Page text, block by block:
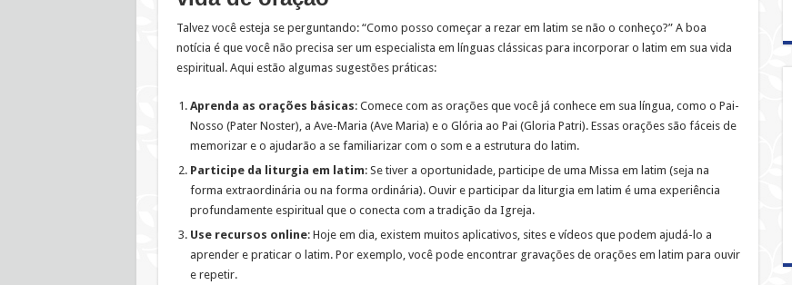
Talvez você esteja se perguntando: “Como posso começar a rezar em latim se não o conheço?” A boa
notícia é que você não precisa ser um especialista em línguas clássicas para incorporar o latim em sua vida
espiritual. Aqui estão algumas sugestões práticas:
Aprenda as orações básicas: Comece com as orações que você já conhece em sua língua, como o Pai-
Nosso (Pater Noster), a Ave-Maria (Ave Maria) e o Glória ao Pai (Gloria Patri). Essas orações são fáceis de
memorizar e o ajudarão a se familiarizar com o som e a estrutura do latim.
Participe da liturgia em latim: Se tiver a oportunidade, participe de uma Missa em latim (seja na
forma extraordinária ou na forma ordinária). Ouvir e participar da liturgia em latim é uma experiência
profundamente espiritual que o conecta com a tradição da Igreja.
Use recursos online: Hoje em dia, existem muitos aplicativos, sites e vídeos que podem ajudá-lo a
aprender e praticar o latim. Por exemplo, você pode encontrar gravações de orações em latim para ouvir
e repetir.